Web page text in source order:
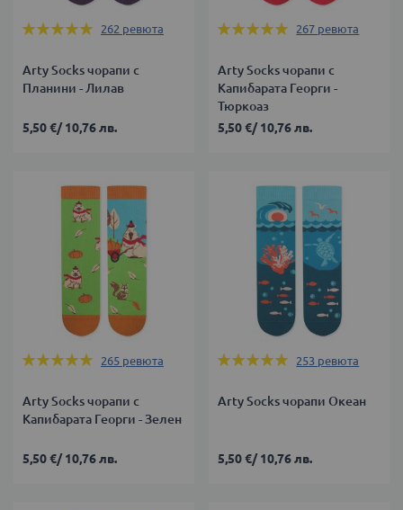
Оценка:
262 ревюта
Arty Socks чорапи с
Планини - Лилав
5,50 €/10,76 лв.
Оценка:
267 ревюта
Arty Socks чорапи с
Капибарата Георги -
Тюркоаз
5,50 €/10,76 лв.
Оценка:
265 ревюта
Arty Socks чорапи с
Капибарата Георги - Зелен
5,50 €/10,76 лв.
Оценка:
253 ревюта
Arty Socks чорапи Океан
5,50 €/10,76 лв.